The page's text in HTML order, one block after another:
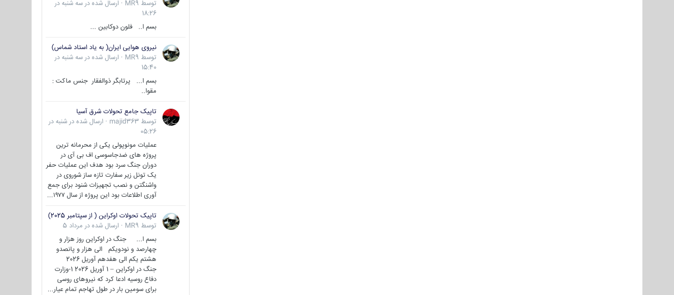
توسط MR9
· ارسال شده در سه شنبه در
18:26
بسم ا.. فلون دوکابین ...
نیروی هوایی ایران( به یاد استاد شماس)
توسط MR9
· ارسال شده در سه شنبه در
15:40
بسم ا... پرتابگر ذوالفقار جنس ماکت :
مقوا..
تاپیک جامع تحولات شرق آسیا
توسط majid363
· ارسال شده در شنبه در
05:26
عملیات مونوپولی یکی از محرمانه ترین
پروژه های ضدجاسوسی اف بی آی در
دوران جنگ سرد بود هدف این عملیات حفر
یک تونل زیر سفارت تازه ساز شوروی در
واشنگتن و نصب تجهیزات شنود برای جمع
آوری اطلاعات بود این پروژه از سال ۱۹۷۷...
تاپیک تحولات اوکراین ( از سپتامبر 2025)
توسط MR9
· ارسال شده در مرداد 5
بسم ا... جنگ در اوکراین روز هزار و
چهارصد و نودویکم الی هزار و پانصدو
هشتم یکم الی هفدهم آوریل 2026
جنگ در اوکراین – 1 آوریل 2026 1-وزارت
دفاع روسیه ادعا کرد که نیروهای روسی
برای سومین بار در طول تهاجم تمام عیار...